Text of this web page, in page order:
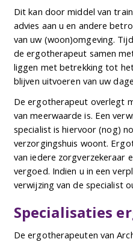
Dit kan door middel van
advies aan u en andere
van uw (woon)omgeving.
de ergotherapeut samen
liggen met betrekking tot
blijven uitvoeren van uw
De ergotherapeut overlegt
van meerwaarde is. Een
specialist is hiervoor (nog)
verzorgingshuis woont.
van iedere zorgverzekeraar
vergoed. Indien u in een
verwijzing van de specialist
Specialisaties
De ergotherapeuten van